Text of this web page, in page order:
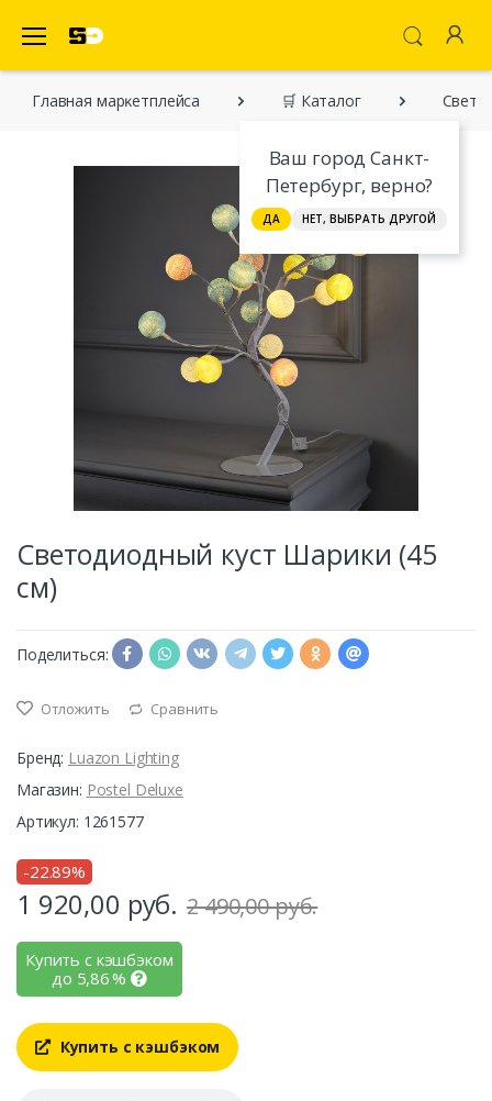
Ваш город Санкт-
Петербург, верно?
ДА НЕТ, ВЫБРАТЬ ДРУГОЙ
Главная марĸетплейса 🛒 Каталог
Светодиодный куст Шарики (45
см)
Поделиться:
Отложить Сравнить
Бренд: Luazon Lighting
Магазин: Postel Deluxe
Артикул: 1261577
-22.89%
1 920,00 руб. 2 490,00 руб.
Купить с кэшбэком
до 5,86%
Купить с кэшбэком